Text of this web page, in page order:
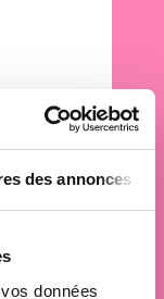
des annonces
données